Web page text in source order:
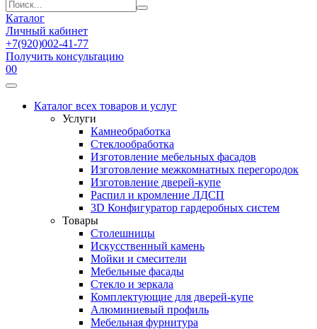
Каталог
Личный кабинет
+7(920)002-41-77
Получить консультацию
00
Каталог всех товаров и услуг
Услуги
Камнеобработка
Стеклообработка
Изготовление мебельных фасадов
Изготовление межкомнатных перегородок
Изготовление дверей-купе
Распил и кромление ЛДСП
3D Конфигуратор гардеробных систем
Товары
Столешницы
Искусственный камень
Мойки и смесители
Мебельные фасады
Стекло и зеркала
Комплектующие для дверей-купе
Алюминиевый профиль
Мебельная фурнитура